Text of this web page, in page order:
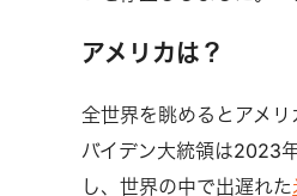
アメリカは？
全世界を眺めるとアメリ
バイデン大統領は2023
し、世界の中で出遅れた